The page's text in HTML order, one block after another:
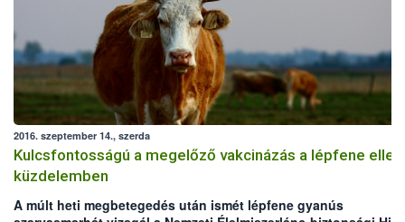
2016. szeptember 14., szerda
Kulcsfontosságú a megelőző vakcinázás a lépfene elleni
küzdelemben
A múlt heti megbetegedés után ismét lépfene gyanús